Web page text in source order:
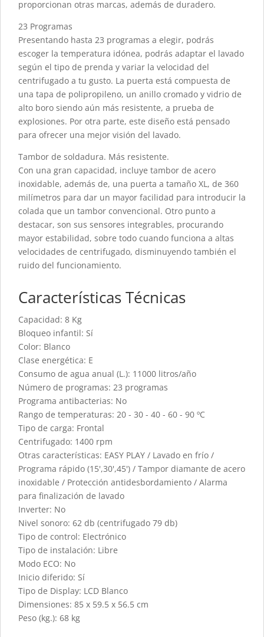
proporcionan otras marcas, además de duradero.
23 Programas
Presentando hasta 23 programas a elegir, podrás
escoger la temperatura idónea, podrás adaptar el lavado
según el tipo de prenda y variar la velocidad del
centrifugado a tu gusto. La puerta está compuesta de
una tapa de polipropileno, un anillo cromado y vidrio de
alto boro siendo aún más resistente, a prueba de
explosiones. Por otra parte, este diseño está pensado
para ofrecer una mejor visión del lavado.
Tambor de soldadura. Más resistente.
Con una gran capacidad, incluye tambor de acero
inoxidable, además de, una puerta a tamaño XL, de 360
milímetros para dar un mayor facilidad para introducir la
colada que un tambor convencional. Otro punto a
destacar, son sus sensores integrables, procurando
mayor estabilidad, sobre todo cuando funciona a altas
velocidades de centrifugado, disminuyendo también el
ruido del funcionamiento.
Características Técnicas
Capacidad: 8 Kg
Bloqueo infantil: Sí
Color: Blanco
Clase energética: E
Consumo de agua anual (L.): 11000 litros/año
Número de programas: 23 programas
Programa antibacterias: No
Rango de temperaturas: 20 - 30 - 40 - 60 - 90 ºC
Tipo de carga: Frontal
Centrifugado: 1400 rpm
Otras características: EASY PLAY / Lavado en frío /
Programa rápido (15',30',45') / Tampor diamante de acero
inoxidable / Protección antidesbordamiento / Alarma
para finalización de lavado
Inverter: No
Nivel sonoro: 62 db (centrifugado 79 db)
Tipo de control: Electrónico
Tipo de instalación: Libre
Modo ECO: No
Inicio diferido: Sí
Tipo de Display: LCD Blanco
Dimensiones: 85 x 59.5 x 56.5 cm
Peso (kg.): 68 kg